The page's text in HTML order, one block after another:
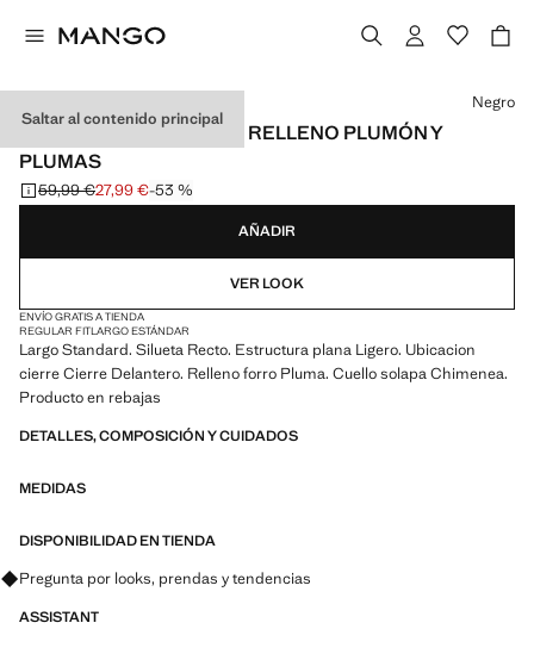
Saltar al contenido principal
CHALECO ACOLCHADO RELLENO PLUMÓN Y
PLUMAS
Precio inicial tachado [59,99 € ]
59,99 €
Precio actual [27,99 € ]
27,99 €-53 %
Selecciona un color
Negro
AÑADIR
VER LOOK
ENVÍO GRATIS A TIENDA
REGULAR FITLARGO ESTÁNDAR
Largo Standard. Silueta Recto. Estructura plana Ligero. Ubicacion
cierre Cierre Delantero. Relleno forro Pluma. Cuello solapa Chimenea.
Producto en rebajas
DETALLES, COMPOSICIÓN Y CUIDADOS
MEDIDAS
DISPONIBILIDAD EN TIENDA
Pregunta por looks, prendas y tendencias
ASSISTANT